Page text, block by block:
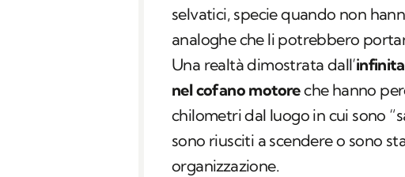
selvatici, specie quando non
analoghe che li potrebbero
Una realtà dimostrata dall’
nel cofano motoreche hanno
chilometri dal luogo in cui sono
sono riusciti a scendere o sono
organizzazione.